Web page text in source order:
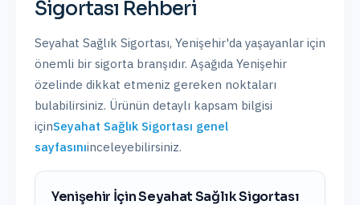
Sigortası Rehberi
Seyahat Sağlık Sigortası, Yenişehir'da yaşayanlar için
önemli bir sigorta branşıdır. Aşağıda Yenişehir
özelinde dikkat etmeniz gereken noktaları
bulabilirsiniz. Ürünün detaylı kapsam bilgisi
içinSeyahat Sağlık Sigortası genel
sayfasınıinceleyebilirsiniz.
Yenişehir İçinSeyahat Sağlık Sigortası